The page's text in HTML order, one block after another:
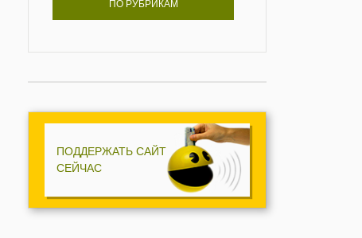
ПО РУБРИКАМ
ПОДДЕРЖАТЬ САЙТ
СЕЙЧАС